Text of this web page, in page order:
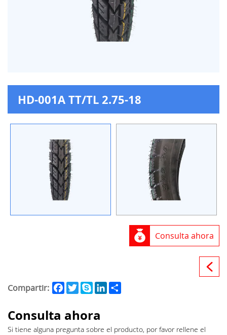
HD-001A TT/TL 2.75-18
Consulta ahora
Compartir: Facebook
TwitterSkypeLinkedIn
Consulta ahora
Si tiene alguna pregunta sobre el producto, por favor rellene el